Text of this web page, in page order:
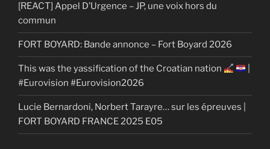
[REACT] Appel D’Urgence – JP, une voix hors du
commun
FORT BOYARD: Bande annonce – Fort Boyard 2026
This was the yassification of the Croatian nation
#Eurovision #Eurovision2026
Lucie Bernardoni, Norbert Tarayre… sur les épreuves |
FORT BOYARD FRANCE 2025 E05